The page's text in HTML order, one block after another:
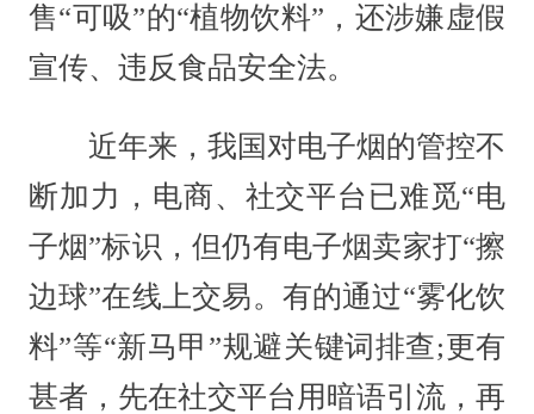
售“可吸”的“植物饮料”，还涉嫌虚假
宣传、违反食品安全法。
近年来，我国对电子烟的管控不
断加力，电商、社交平台已难觅“电
子烟”标识，但仍有电子烟卖家打“擦
边球”在线上交易。有的通过“雾化饮
料”等“新马甲”规避关键词排查;更有
甚者，先在社交平台用暗语引流，再